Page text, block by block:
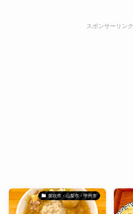
スポンサーリンク
笛吹市・山梨市・甲州市